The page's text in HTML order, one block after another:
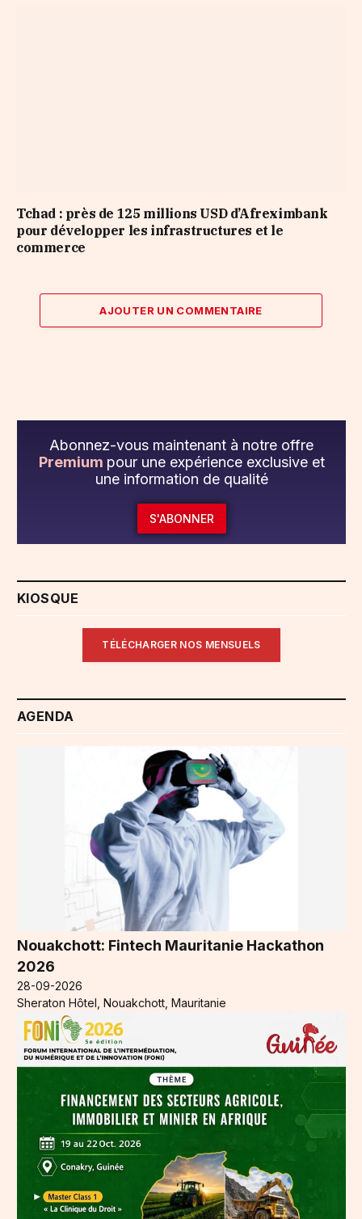
Tchad : près de 125 millions USD d’Afreximbank
pour développer les infrastructures et le
commerce
AJOUTER UN COMMENTAIRE
Abonnez-vous maintenant à notre offre
Premium pour une expérience exclusive et
une information de qualité
S'ABONNER
KIOSQUE
TÉLÉCHARGER NOS MENSUELS
AGENDA
Nouakchott: Fintech Mauritanie Hackathon
2026
28-09-2026
Sheraton Hôtel, Nouakchott, Mauritanie